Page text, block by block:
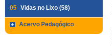
05 Vidas no Lixo (58)
Acervo Pedagógico